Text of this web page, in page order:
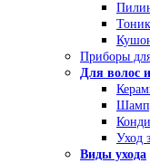
Приборы
Для волос
Уход
Виды ухода